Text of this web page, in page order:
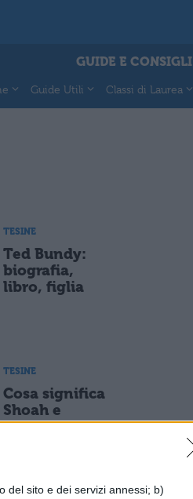
del sito e dei servizi annessi; b)
GUIDE E CONSIGLI
Guide Utili Classi di Laurea
TESINE
Ted Bundy:
biografia,
libro, figlia
TESINE
Cosa significa
Shoah e
differenze col